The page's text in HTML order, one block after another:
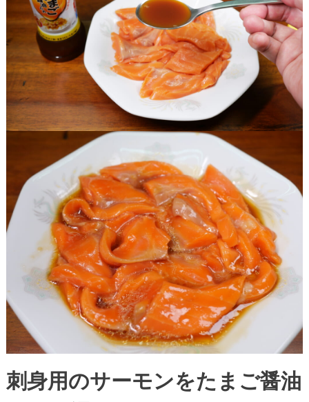
刺身用のサーモンをたまご醤油